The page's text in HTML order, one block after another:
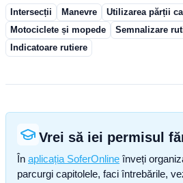
Intersecții Manevre
Utilizarea părții
Motociclete și mopede
Semnalizare
Indicatoare rutiere
Vrei să iei permisul
În aplicația SoferOnline înveți
parcurgi capitolele, faci întrebările,